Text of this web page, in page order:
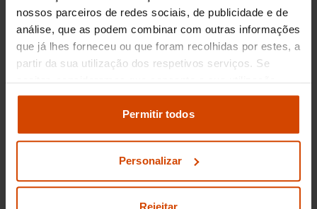
nossos parceiros de redes sociais, de publicidade e de
análise, que as podem combinar com outras informações
que já lhes forneceu ou que foram recolhidas por estes, a
partir da sua utilização dos respetivos serviços. Se
aceitar, consideramos que consente a sua utilização.
Pode modificar as suas opções de consentimento e
definições de cookies
definições e saber mais na nossapolítica de
Permitir todos
Personalizar